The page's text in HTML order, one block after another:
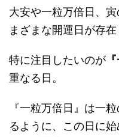
大安や一粒万倍日、
まざまな開運日が存在
特に注目したいのが
重なる日。
『一粒万倍日』は一
るように、この日に